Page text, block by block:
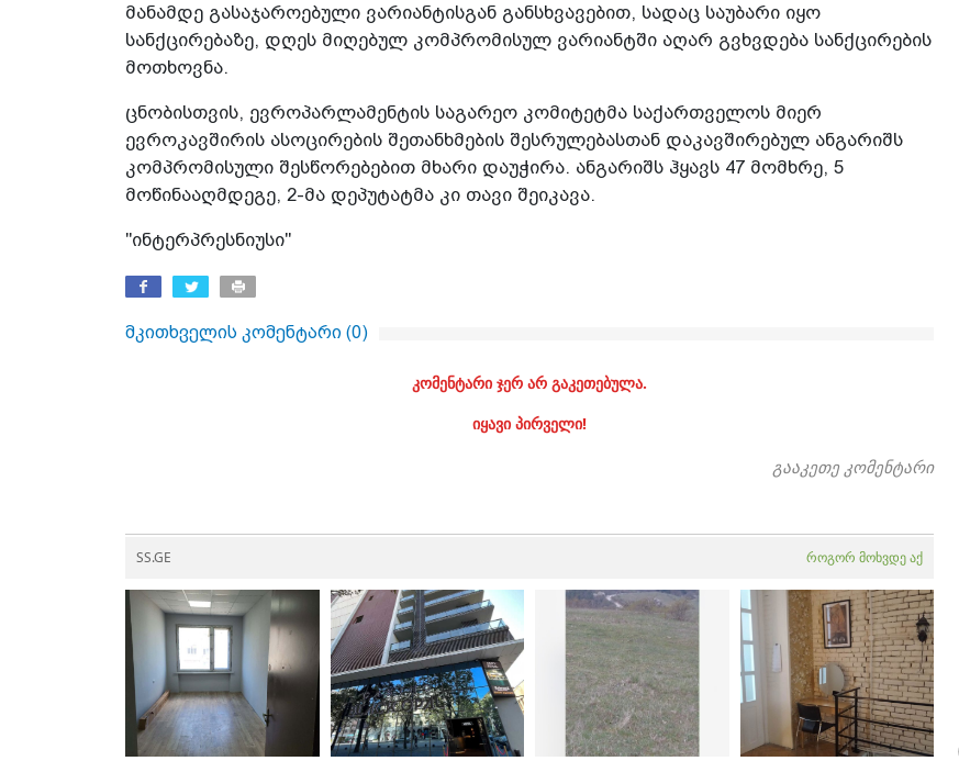
მანამდე გასაჯაროებული ვარიანტისგან განსხვავებით, სადაც საუბარი იყო
სანქცირებაზე, დღეს მიღებულ კომპრომისულ ვარიანტში აღარ გვხვდება სანქცირების
მოთხოვნა.
ცნობისთვის, ევროპარლამენტის საგარეო კომიტეტმა საქართველოს მიერ
ევროკავშირის ასოცირების შეთანხმების შესრულებასთან დაკავშირებულ ანგარიშს
კომპრომისული შესწორებებით მხარი დაუჭირა. ანგარიშს ჰყავს 47 მომხრე, 5
მოწინააღმდეგე, 2-მა დეპუტატმა კი თავი შეიკავა.
"ინტერპრესნიუსი"
მკითხველის კომენტარი (0)
კომენტარი ჯერ არ გაკეთებულა.
იყავი პირველი!
გააკეთე კომენტარი
SS.GE როგორ მოხვდე აქ